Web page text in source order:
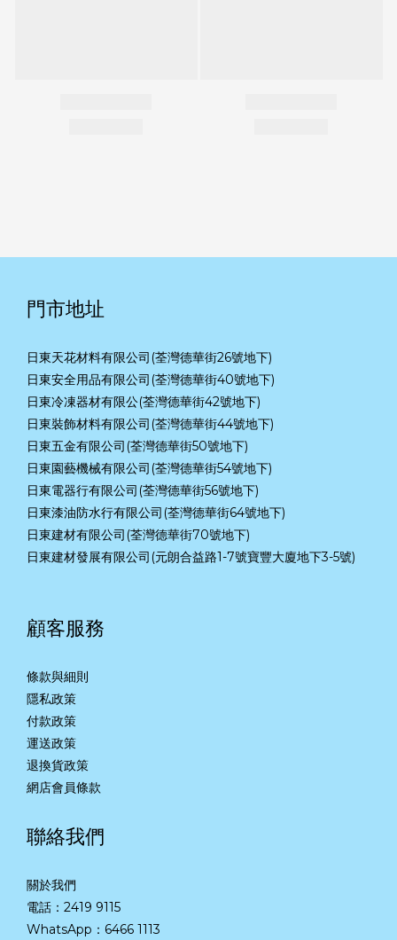
門市地址
日東天花材料有限公司(荃灣德華街26號地下)
日東安全用品有限公司(荃灣德華街40號地下)
日東冷凍器材有限公(荃灣德華街42號地下)
日東裝飾材料有限公司(荃灣德華街44號地下)
日東五金有限公司(荃灣德華街50號地下)
日東園藝機械有限公司(荃灣德華街54號地下)
日東電器行有限公司(荃灣德華街56號地下)
日東漆油防水行有限公司(荃灣德華街64號地下)
日東建材有限公司(荃灣德華街70號地下)
日東建材發展有限公司(元朗合益路1-7號寶豐大廈地下3-5號)
顧客服務
條款與細則
隱私政策
付款政策
運送政策
退換貨政策
網店會員條款
聯絡我們
關於我們
電話：2419 9115
WhatsApp： 6466 1113